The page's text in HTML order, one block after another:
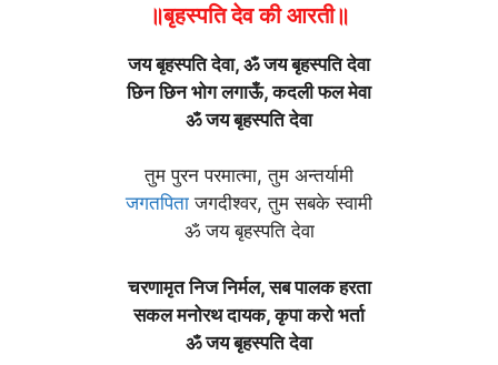
॥बृहस्पति देव की आरती॥
जय बृहस्पति देवा, ॐ जय बृहस्पति देवा
छिन छिन भोग लगा‌ऊँ, कदली फल मेवा
ॐ जय बृहस्पति देवा
तुम पुरन परमात्मा, तुम अन्तर्यामी
जगतपिता जगदीश्वर, तुम सबके स्वामी
ॐ जय बृहस्पति देवा
चरणामृत निज निर्मल, सब पालक हरता
सकल मनोरथ दायक, कृपा करो भर्ता
ॐ जय बृहस्पति देवा